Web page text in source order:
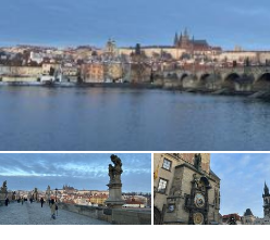
★
プ
オ
ロ
モ